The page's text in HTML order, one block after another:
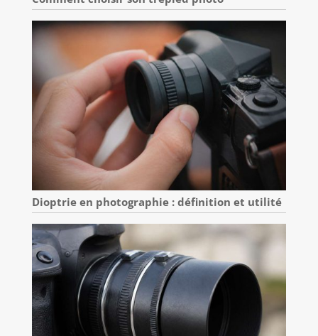
Dioptrie en photographie : définition et utilité